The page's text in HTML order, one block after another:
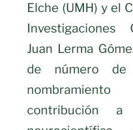
Elche (UMH) y el
Investigaciones
Juan Lerma
de número
contribución a